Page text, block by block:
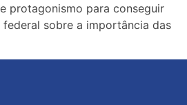
protagonismo para conseguir
sobre a importância das